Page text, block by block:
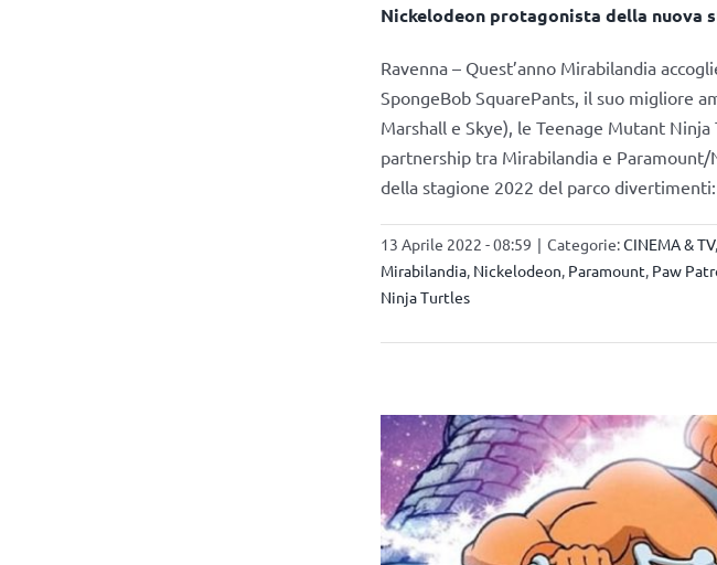
Nickelodeon protagonista della nuova
Ravenna – Quest’anno Mirabilandia
SpongeBob SquarePants, il suo migliore
Marshall e Skye), le Teenage Mutant
partnership tra Mirabilandia e
della stagione 2022 del parco
13 Aprile 2022 - 08:59 | Categorie:CINEMA & TV,
Mirabilandia, Nickelodeon, Paramount, Paw
Ninja Turtles